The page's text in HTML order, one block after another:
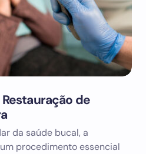
de
da saúde bucal, a
procedimento essencial